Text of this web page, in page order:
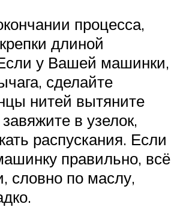
процесса,
длиной
у Вашей машинки,
сделайте
нитей вытяните
в узелок,
распускания. Если
правильно, всё
словно по маслу,